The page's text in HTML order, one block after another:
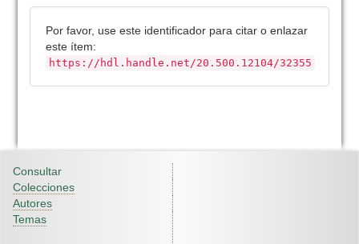
Por favor, use este identificador para citar o enlazar
este ítem:
https://hdl.handle.net/20.500.12104/32355
Consultar
Colecciones
Autores
Temas